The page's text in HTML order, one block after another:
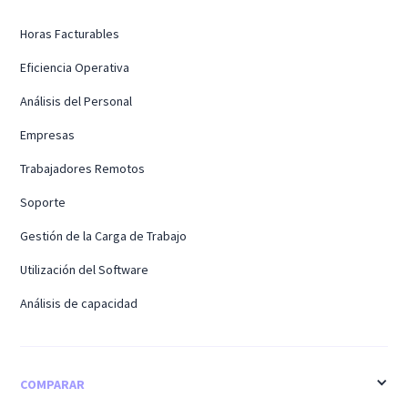
Horas Facturables
Eficiencia Operativa
Análisis del Personal
Empresas
Trabajadores Remotos
Soporte
Gestión de la Carga de Trabajo
Utilización del Software
Análisis de capacidad
COMPARAR